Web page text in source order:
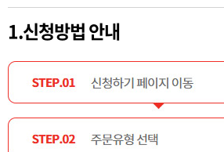
1.신청방법 안내